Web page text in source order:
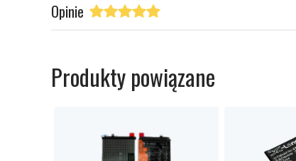
Opinie
Produkty powiązane